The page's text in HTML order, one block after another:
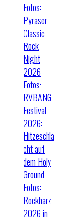
Fotos:
Pyraser
Classic
Rock
Night
2026
Fotos:
RVBANG
Festival
2026:
Hitzeschla
cht auf
dem Holy
Ground
Fotos:
Rockharz
2026 in